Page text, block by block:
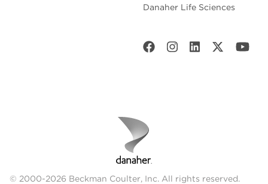
Danaher Life Sciences
© 2000-2026 Beckman Coulter, Inc. All rights reserved.